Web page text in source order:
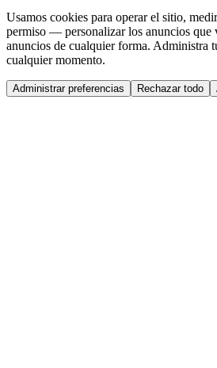
Usamos cookies para operar el sitio,
permiso — personalizar los anuncios que
anuncios de cualquier forma. Administra
cualquier momento.
Administrar preferencias Rechazar todo